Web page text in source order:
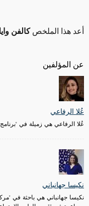
عن المؤلفين
عُلا الرفاعي
عُلا الرفاعي هي زميلة في
نكيسا جهانباني
نكيسا جهانباني هي باحثة في
أعد هذا الملخصكالفن